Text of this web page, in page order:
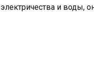
электричества и воды,